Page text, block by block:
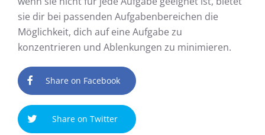
sie dir bei passenden Aufgabenbereichen die
Möglichkeit, dich auf eine Aufgabe zu
konzentrieren und Ablenkungen zu minimieren.
Share on Facebook
Share on Twitter